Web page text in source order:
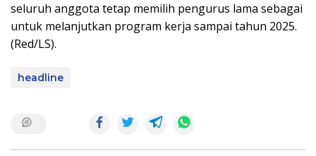
seluruh anggota tetap memilih pengurus lama sebagai
untuk melanjutkan program kerja sampai tahun 2025.
(Red/LS).
headline